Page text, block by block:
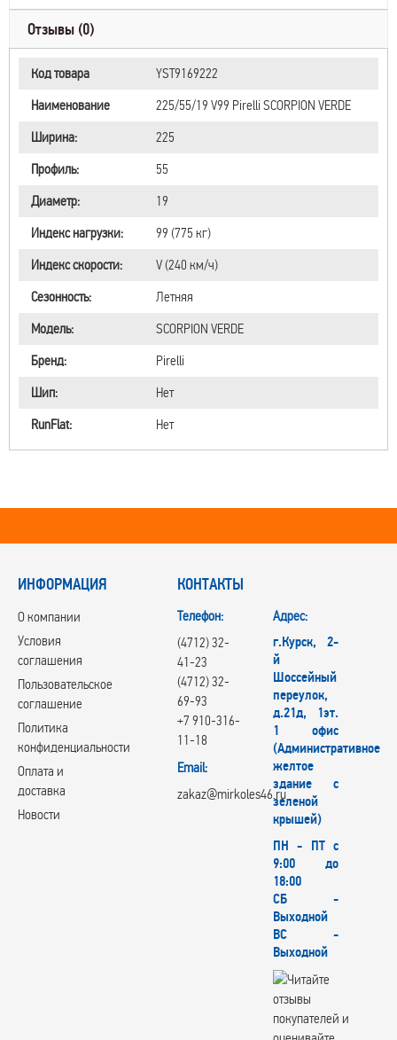
Отзывы (0)
Код товара
YST9169222
Наименование
225/55/19 V99 Pirelli SCORPION VERDE
Ширина:
225
Профиль:
55
Диаметр:
19
Индекс нагрузки:
99 (775 кг)
Индекс скорости:
V (240 км/ч)
Сезонность:
Летняя
Модель:
SCORPION VERDE
Бренд:
Pirelli
Шип:
Нет
RunFlat:
Нет
ИНФОРМАЦИЯ
О компании
Условия
соглашения
Пользовательское
соглашение
Политика
конфиденциальности
Оплата и
доставка
Новости
КОНТАКТЫ
Телефон:
(4712) 32-
41-23
(4712) 32-
69-93
+7 910-316-
11-18
Email:
zakaz@mirkoles46.ru
Адрес:
г.Курск, 2-
й
Шоссейный
переулок,
д.21д, 1эт.
1 офис
(Административное
желтое
здание с
зеленой
крышей)
ПН - ПТ с
9:00 до
18:00
СБ -
Выходной
ВС -
Выходной